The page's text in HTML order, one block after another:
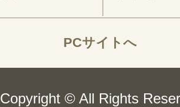
PCサイトへ
Copyright © All Rights